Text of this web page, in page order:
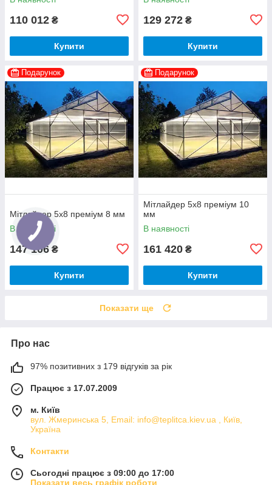
110 012 ₴
Купити
129 272 ₴
Купити
Подарунок
Мітлайдер 5х8 преміум 8 мм
В наявності
147 106 ₴
Купити
Подарунок
Мітлайдер 5х8 преміум 10
мм
В наявності
161 420 ₴
Купити
Показати ще
Про нас
97% позитивних з 179 відгуків за рік
Працює з 17.07.2009
м. Київ
вул. Жмеринська 5, Email: info@teplitca.kiev.ua , Київ,
Україна
Контакти
Сьогодні працює з 09:00 до 17:00
Показати весь графік роботи